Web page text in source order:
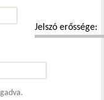
Jelszó erőssége: